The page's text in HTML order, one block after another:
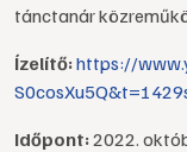
tánctanár
Ízelítő:https://
Időpont:2022.